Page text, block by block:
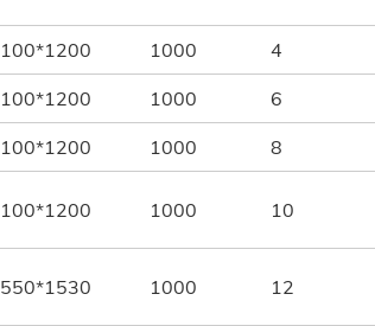
1000 4
1000 6
1000 8
1000 10
1000 12